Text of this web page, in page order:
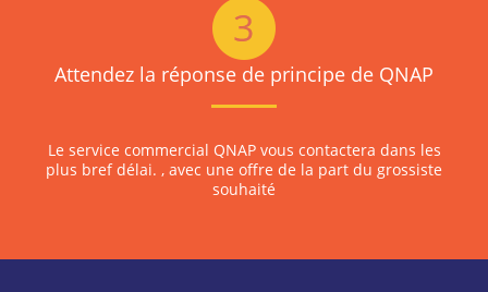
Attendez la réponse de principe de QNAP
Le service commercial QNAP vous contactera dans les
plus bref délai. , avec une offre de la part du grossiste
souhaité